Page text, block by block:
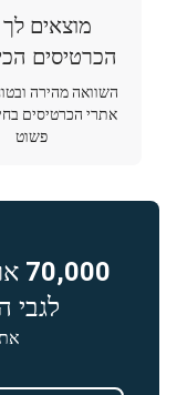
מוצאים
הכרטיסים
השוואה מהירה
אתרי הכרטיסים
פשוט
70,000
לגבי